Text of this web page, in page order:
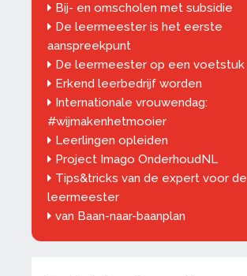
Bij- en omscholen met subsidie
De leermeester is het eerste
aanspreekpunt
De leermeester op een voetstuk
Erkend leerbedrijf worden
Internationale vrouwendag:
#wijmakenhetmooier
Leerlingen opleiden
Project Imago OnderhoudNL
Tips&tricks van de expert voor de
leermeester
van Baan-naar-baanplan